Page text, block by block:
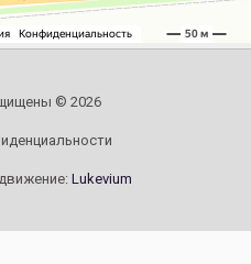
© 2026
Lukevium